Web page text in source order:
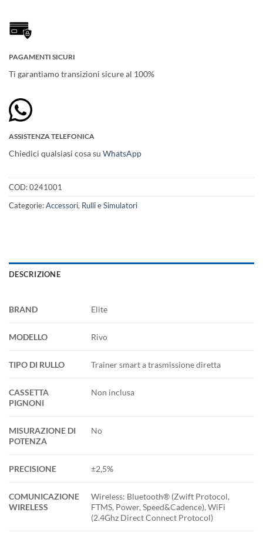
PAGAMENTI SICURI
Ti garantiamo transizioni sicure al 100%
ASSISTENZA TELEFONICA
Chiedici qualsiasi cosa su WhatsApp
COD:0241001
Categorie:Accessori, Rulli e Simulatori
DESCRIZIONE
BRAND Elite
MODELLO Rivo
TIPO DI RULLO Trainer smart a trasmissione diretta
CASSETTA
PIGNONI
Non inclusa
MISURAZIONE DI
POTENZA
No
PRECISIONE ±2,5%
COMUNICAZIONE
WIRELESS
Wireless: Bluetooth® (Zwift Protocol,
FTMS, Power, Speed&Cadence), WiFi
(2.4Ghz Direct Connect Protocol)